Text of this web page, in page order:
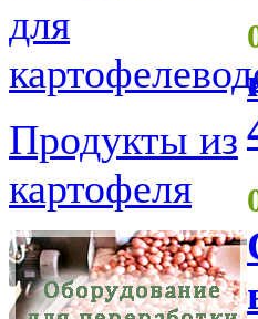
для
Продукты из
картофеля